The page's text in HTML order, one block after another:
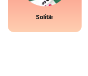
Solitär